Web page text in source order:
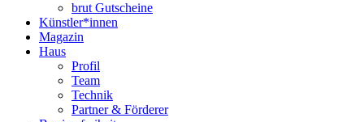
brut Gutscheine
Künstler*innen
Magazin
Haus
Profil
Team
Technik
Partner & Förderer